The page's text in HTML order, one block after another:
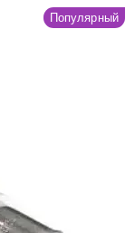
Популярный